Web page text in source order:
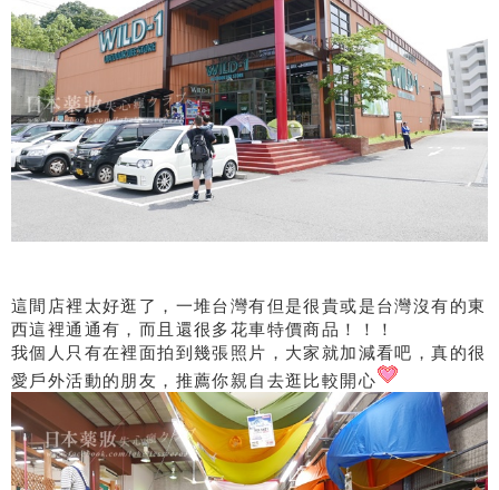
這間店裡太好逛了，一堆台灣有但是很貴或是台灣沒有的東
西這裡通通有，而且還很多花車特價商品！！！
我個人只有在裡面拍到幾張照片，大家就加減看吧，真的很
愛戶外活動的朋友，推薦你親自去逛比較開心